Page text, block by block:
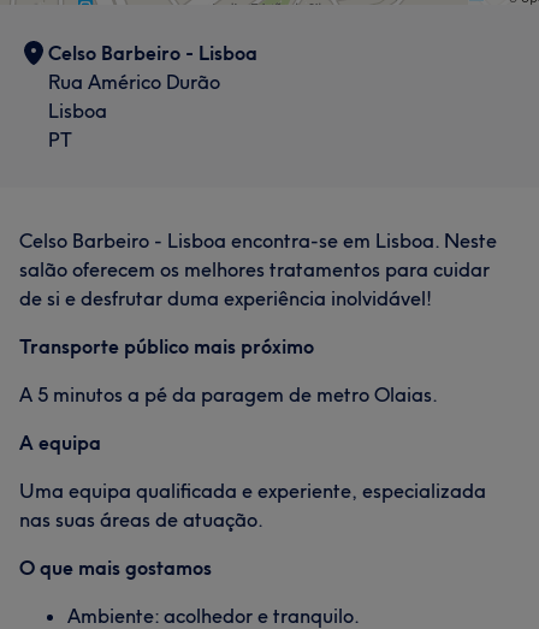
Celso Barbeiro - Lisboa
Rua Américo Durão
Lisboa
PT
Celso Barbeiro - Lisboa encontra-se em Lisboa. Neste
salão oferecem os melhores tratamentos para cuidar
de si e desfrutar duma experiência inolvidável!
Transporte público mais próximo
A 5 minutos a pé da paragem de metro Olaias.
A equipa
Uma equipa qualificada e experiente, especializada
nas suas áreas de atuação.
O que mais gostamos
Ambiente: acolhedor e tranquilo.